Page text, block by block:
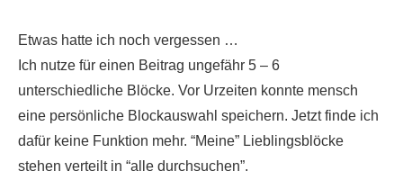
Etwas hatte ich noch vergessen …
Ich nutze für einen Beitrag ungefähr 5 – 6
unterschiedliche Blöcke. Vor Urzeiten konnte mensch
eine persönliche Blockauswahl speichern. Jetzt finde ich
dafür keine Funktion mehr. “Meine” Lieblingsblöcke
stehen verteilt in “alle durchsuchen”.